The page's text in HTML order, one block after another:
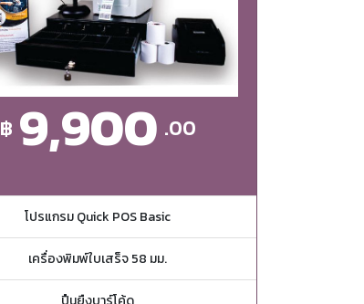
฿ 9,900 .00
โปรแกรม Quick POS Basic
เครื่องพิมพ์ใบเสร็จ 58 มม.